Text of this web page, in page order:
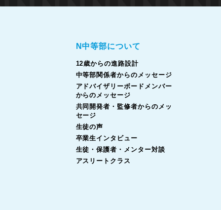
N中等部について
12歳からの進路設計
中等部関係者からのメッセージ
アドバイザリーボードメンバー
からのメッセージ
共同開発者・監修者からのメッ
セージ
生徒の声
卒業生インタビュー
生徒・保護者・メンター対談
アスリートクラス